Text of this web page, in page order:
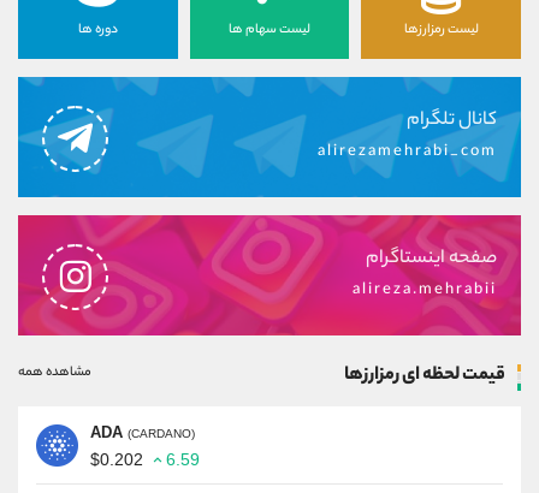
لیست رمزارزها لیست سهام ها دوره ها
کانال تلگرام
alirezamehrabi_com
صفحه اینستاگرام
alireza.mehrabii
قیمت لحظه ای رمزارزها مشاهده همه
ADA (CARDANO)
$0.202 6.59